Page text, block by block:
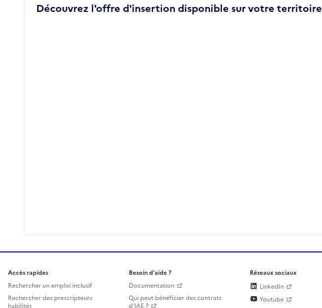
Découvrez l'offre d'insertion disponible sur votre territoire
Accès rapides
Rechercher un emploi inclusif
Rechercher des prescripteurs
habilités
Besoin d'aide ?
Documentation
Qui peut bénéficier des contrats
d'IAE ?
Réseaux sociaux
LinkedIn
Youtube